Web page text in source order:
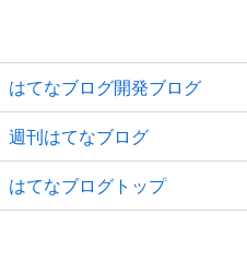
はてなブログ開発ブログ
週刊はてなブログ
はてなブログトップ